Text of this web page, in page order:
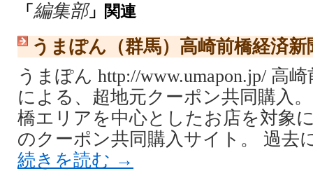
「 編集部」関連
うまぽん（群馬）高崎前橋経済新
うまぽん http://www.umapon.jp/ 高
による、超地元クーポン共同購入
橋エリアを中心としたお店を対象
のクーポン共同購入サイト。 過去
続きを読む →